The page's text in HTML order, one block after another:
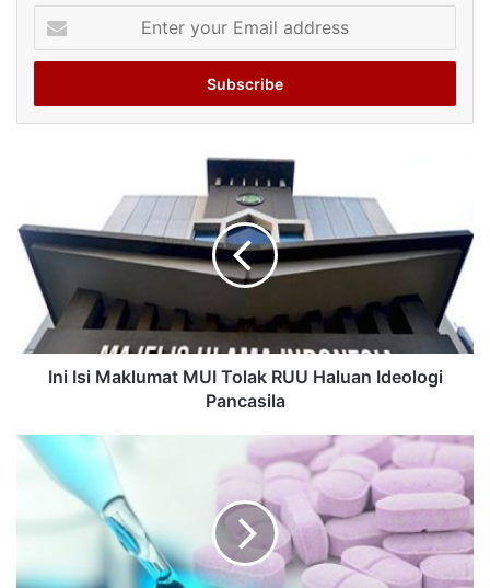
your
Email
Ini Isi Maklumat MUI Tolak RUU Haluan Ideologi
Pancasila